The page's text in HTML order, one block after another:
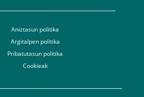
Aniztasun politika
Argitalpen politika
Pribatutasun politika
Cookieak